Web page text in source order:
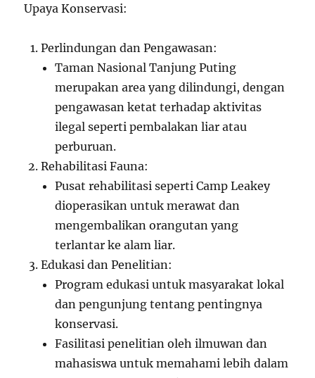
Upaya Konservasi:
Perlindungan dan Pengawasan:
Taman Nasional Tanjung Puting
merupakan area yang dilindungi, dengan
pengawasan ketat terhadap aktivitas
ilegal seperti pembalakan liar atau
perburuan.
Rehabilitasi Fauna:
Pusat rehabilitasi seperti Camp Leakey
dioperasikan untuk merawat dan
mengembalikan orangutan yang
terlantar ke alam liar.
Edukasi dan Penelitian:
Program edukasi untuk masyarakat lokal
dan pengunjung tentang pentingnya
konservasi.
Fasilitasi penelitian oleh ilmuwan dan
mahasiswa untuk memahami lebih dalam